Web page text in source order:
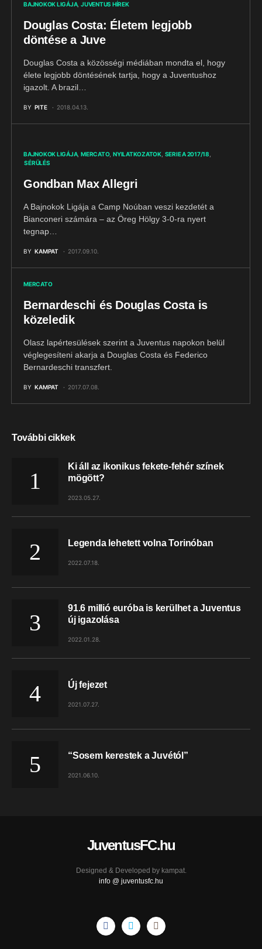
BAJNOKOK LIGÁJA JUVENTUS HÍREK
Douglas Costa: Életem legjobb
döntése a Juve
Douglas Costa a közösségi médiában mondta el, hogy
élete legjobb döntésének tartja, hogy a Juventushoz
igazolt. A brazil…
BY PITE 2018.04.13.
BAJNOKOK LIGÁJA MERCATO NYILATKOZATOK SERIE A 2017/18
SÉRÜLÉS
Gondban Max Allegri
A Bajnokok Ligája a Camp Noúban veszi kezdetét a
Bianconeri számára – az Öreg Hölgy 3-0-ra nyert
tegnap…
BY KAMPAT 2017.09.10.
MERCATO
Bernardeschi és Douglas Costa is
közeledik
Olasz lapértesülések szerint a Juventus napokon belül
véglegesíteni akarja a Douglas Costa és Federico
Bernardeschi transzfert.
BY KAMPAT 2017.07.08.
További cikkek
Ki áll az ikonikus fekete-fehér színek
mögött?
2023.05.27.
Legenda lehetett volna Torinóban
2022.07.18.
91.6 millió euróba is kerülhet a Juventus
új igazolása
2022.01.28.
Új fejezet
2021.07.27.
“Sosem kerestek a Juvétól”
2021.06.10.
JuventusFC.hu
Designed & Developed by kampat.
info @ juventusfc.hu